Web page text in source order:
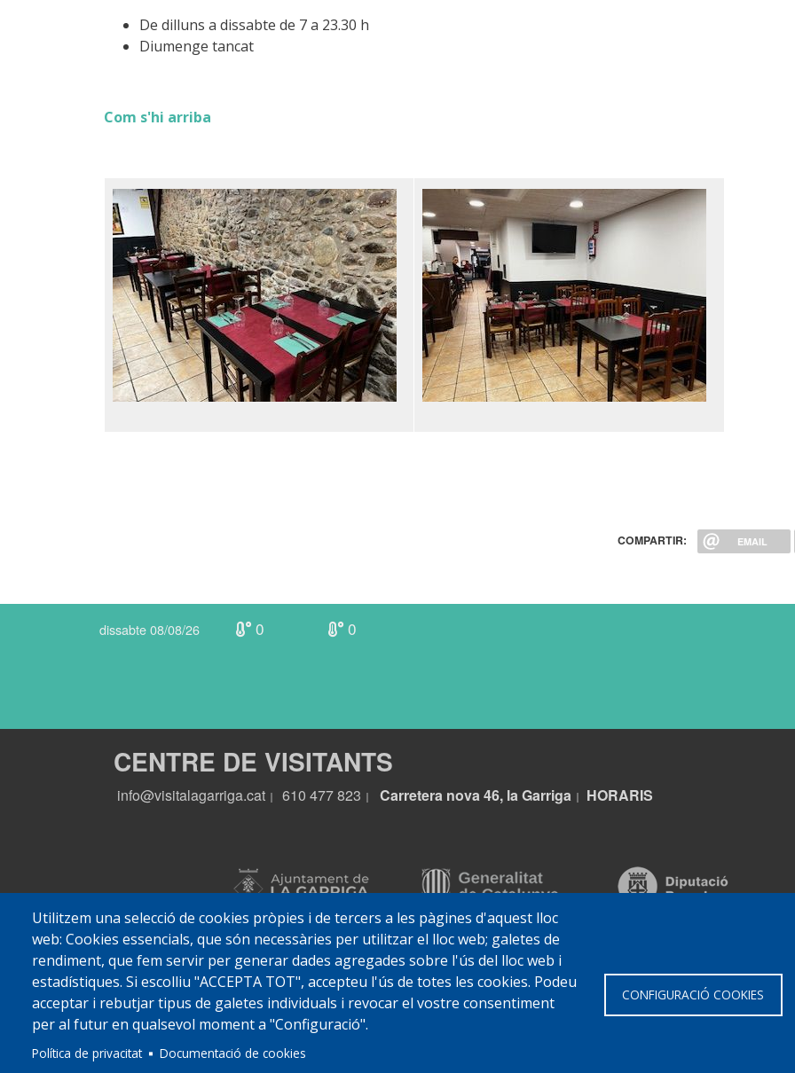
De dilluns a dissabte de 7 a 23.30 h
Diumenge tancat
Com s'hi arriba
Image Image
COMPARTIR: EMAIL
Utilitzem una selecció de cookies pròpies i de tercers a les pàgines d'aquest lloc
web: Cookies essencials, que són necessàries per utilitzar el lloc web; galetes de
rendiment, que fem servir per generar dades agregades sobre l'ús del lloc web i
estadístiques. Si escolliu "ACCEPTA TOT", accepteu l'ús de totes les cookies. Podeu
acceptar i rebutjar tipus de galetes individuals i revocar el vostre consentiment
per al futur en qualsevol moment a "Configuració".
Política de privacitat Documentació de cookies
CONFIGURACIÓ COOKIES
dissabte 08/08/26 0 0
CENTRE DE VISITANTS
info@visitalagarriga.cat 610 477 823 Carretera nova 46, la Garriga HORARIS